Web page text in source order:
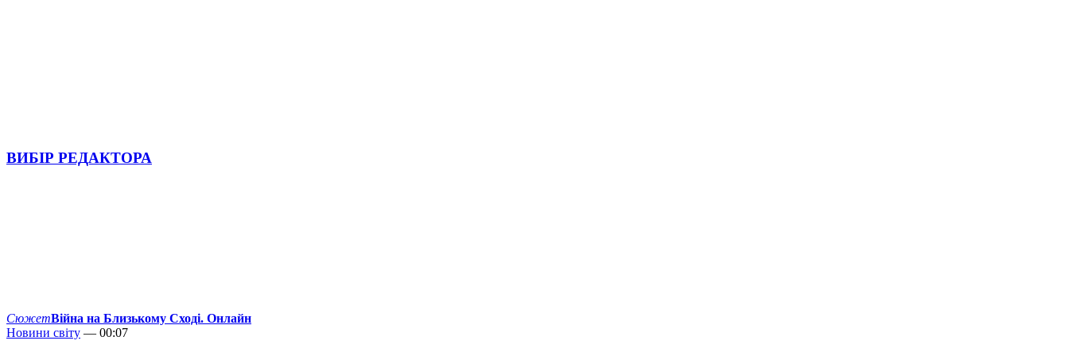
ВИБІР РЕДАКТОРА
СюжетВійна на Близькому Сході. Онлайн
Новини світу — 00:07